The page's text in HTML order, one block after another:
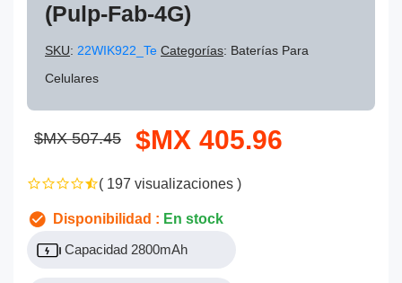
(Pulp-Fab-4G)
SKU: 22WIK922_Te Categorías: Baterías Para
Celulares
$MX 507.45 $MX 405.96
( 197 visualizaciones )
Disponibilidad : En stock
Capacidad 2800mAh